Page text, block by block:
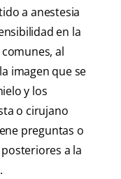
a anestesia
en la
al
imagen que se
y los
o cirujano
preguntas o
a la